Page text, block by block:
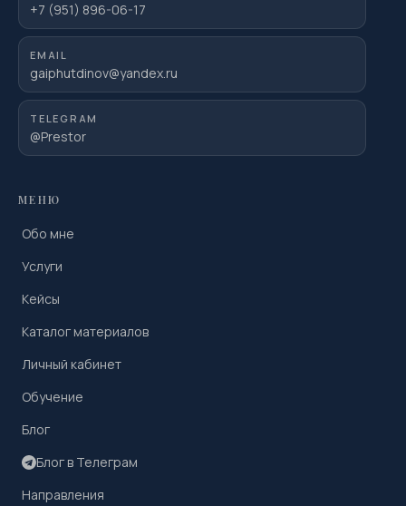
+7 (951) 896-06-17
EMAIL
gaiphutdinov@yandex.ru
TELEGRAM
@Prestor
МЕНЮ
Обо мне
Услуги
Кейсы
Каталог материалов
Личный кабинет
Обучение
Блог
Блог в Телеграм
Направления